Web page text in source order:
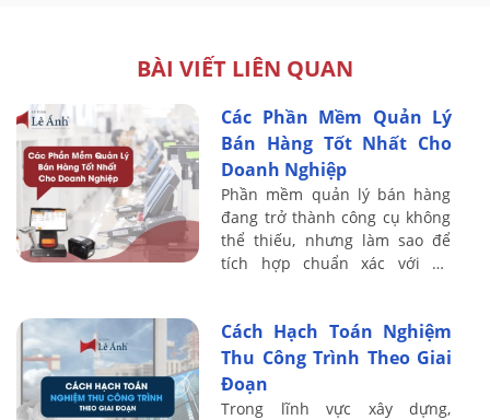
BÀI VIẾT LIÊN QUAN
Các Phần Mềm Quản Lý
Bán Hàng Tốt Nhất Cho
Doanh Nghiệp
Phần mềm quản lý bán hàng
đang trở thành công cụ không
thể thiếu, nhưng làm sao để
tích hợp chuẩn xác với hệ
tích chuyên sâu ...
Cách Hạch Toán Nghiệm
Thu Công Trình Theo Giai
Đoạn
Trong lĩnh vực xây dựng,